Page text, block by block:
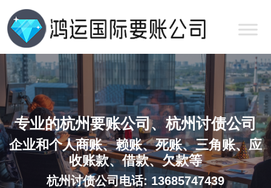
专业的杭州要账公司、杭州讨债公司
企业和个人商账、赖账、死账、三角账、应
收账款、借款、欠款等
杭州讨债公司电话: 13685747439